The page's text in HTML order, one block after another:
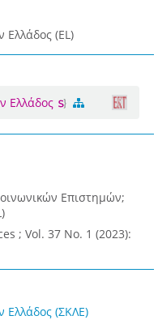
Ελλάδος (EL)
Ελλάδος
Επιστημών;
; Vol. 37 No. 1 (2023):
Ελλάδος (ΣΚΛΕ)